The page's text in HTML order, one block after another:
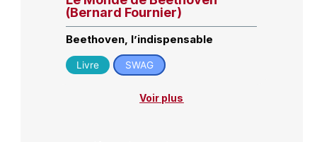
(Bernard Fournier)
Beethoven, l’indispensable
Livre SWAG
Voir plus